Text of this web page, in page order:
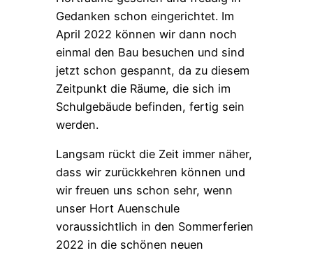
Gedanken schon eingerichtet. Im
April 2022 können wir dann noch
einmal den Bau besuchen und sind
jetzt schon gespannt, da zu diesem
Zeitpunkt die Räume, die sich im
Schulgebäude befinden, fertig sein
werden.
Langsam rückt die Zeit immer näher,
dass wir zurückkehren können und
wir freuen uns schon sehr, wenn
unser Hort Auenschule
voraussichtlich in den Sommerferien
2022 in die schönen neuen